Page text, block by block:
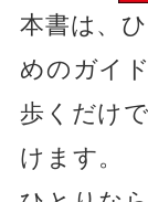
本書は、
めのガイ
歩くだけ
けます。